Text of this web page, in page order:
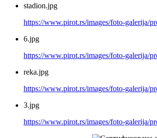
stadion.jpg
https://www.pirot.rs/images/foto-galerija/
6.jpg
https://www.pirot.rs/images/foto-galerija/
reka.jpg
https://www.pirot.rs/images/foto-galerija/
3.jpg
https://www.pirot.rs/images/foto-galerija/